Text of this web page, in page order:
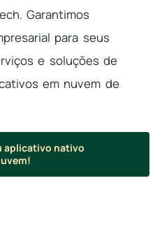
Garantimos
para seus
e soluções de
em nuvem de
aplicativo nativo